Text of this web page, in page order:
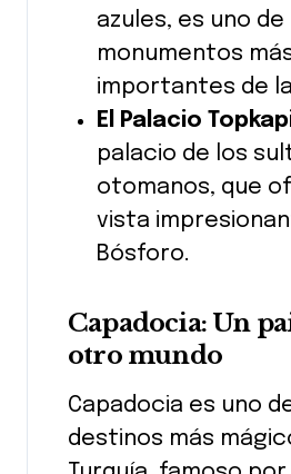
azules, es uno de
monumentos
importantes de
El Palacio
palacio de los
otomanos, que
vista
Bósforo.
Capadocia: Un
otro mundo
Capadocia es uno
destinos más